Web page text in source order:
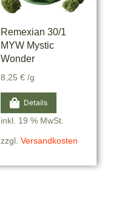
Remexian 30/1
MYW Mystic
Wonder
8,25 € /g
Details
inkl. 19 % MwSt.
zzgl. Versandkosten